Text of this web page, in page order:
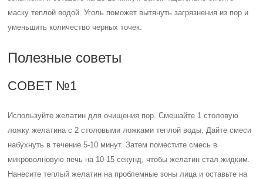
маску теплой водой. Уголь поможет вытянуть загрязнения из пор и
уменьшить количество черных точек.
Полезные советы
СОВЕТ №1
Используйте желатин для очищения пор. Смешайте 1 столовую
ложку желатина с 2 столовыми ложками теплой воды. Дайте смеси
набухнуть в течение 5-10 минут. Затем поместите смесь в
микроволновую печь на 10-15 секунд, чтобы желатин стал жидким.
Нанесите теплый желатин на проблемные зоны лица и оставьте на